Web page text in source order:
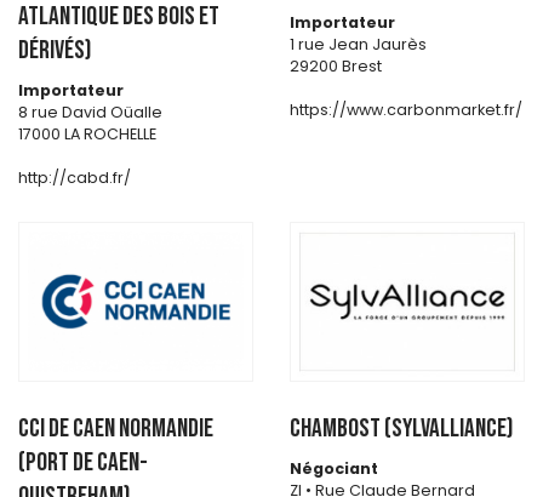
Atlantique des Bois et
Dérivés)
Importateur
8 rue David Oüalle
17000 LA ROCHELLE
http://cabd.fr/
Importateur
1 rue Jean Jaurès
29200 Brest
https://www.carbonmarket.fr/
CCI DE CAEN NORMANDIE
(Port de Caen-
CHAMBOST (SYLVALLIANCE)
Négociant
Zl • Rue Claude Bernard